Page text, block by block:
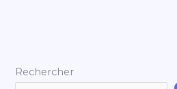
Rechercher